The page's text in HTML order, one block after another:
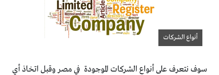
أنواع الشركات
سوف نتعرف على أنواع الشركات الموجودة في مصر وقبل اتخاذ أي